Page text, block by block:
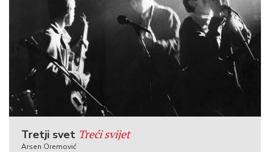
Tretji svet Treći svijet
Arsen Oremović